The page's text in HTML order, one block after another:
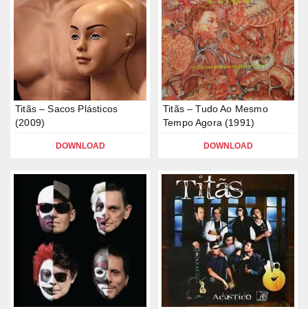
Titãs – Sacos Plásticos
(2009)
DOWNLOAD
Titãs – Tudo Ao Mesmo
Tempo Agora (1991)
DOWNLOAD